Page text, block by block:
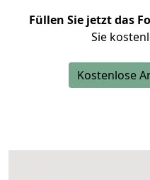
Füllen Sie jetzt das
Sie
Kostenlose